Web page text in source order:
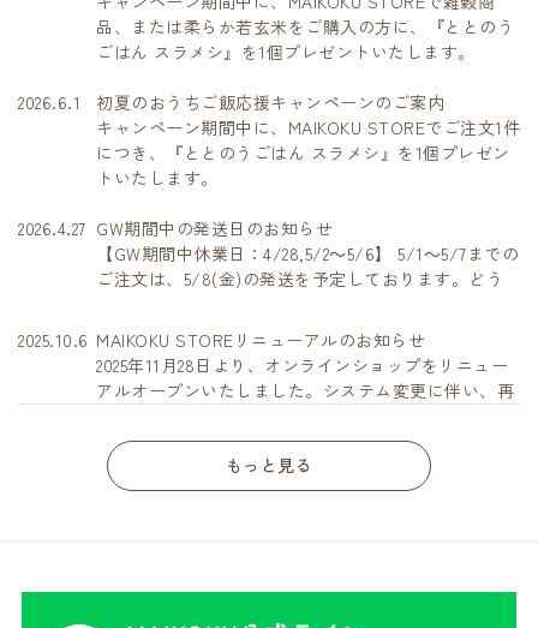
おかけしますが、ご了承くださいますようお願い申し
上げます。
品、または柔らか若玄米をご購入の方に、『ととのう
ごはん スラメシ』を1個プレゼントいたします。
2026.6.1
初夏のおうちご飯応援キャンペーンのご案内
キャンペーン期間中に、MAIKOKU STOREでご注文1件
につき、『ととのうごはん スラメシ』を1個プレゼン
トいたします。
2026.4.27 GW期間中の発送日のお知らせ
【GW期間中休業日：4/28,5/2～5/6】 5/1～5/7までの
ご注文は、5/8(金)の発送を予定しております。どう
2025.10.6 MAIKOKU STOREリニューアルのお知らせ
2025年11月28日より、オンラインショップをリニュー
アルオープンいたしました。システム変更に伴い、再
おかけいたしますがご対応よろしくお願いいたしま
す。
もっと見る